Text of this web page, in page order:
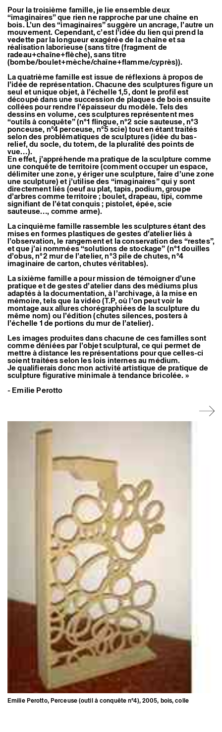
Pour la troisième famille, je lie ensemble deux
“imaginaires” que rien ne rapproche par une chaîne en
bois. L’un des “imaginaires” suggère un ancrage, l’autre un
mouvement. Cependant, c’est l’idée du lien qui prend la
vedette par la longueur exagérée de la chaîne et sa
réalisation laborieuse (sans titre (fragment de
radeau+chaîne+flèche), sans titre
(bombe/boulet+mèche/chaîne+flamme/cyprès)).
La quatrième famille est issue de réflexions à propos de
l’idée de représentation. Chacune des sculptures figure un
seul et unique objet, à l’échelle 1,5, dont le profil est
découpé dans une succession de plaques de bois ensuite
collées pour rendre l’épaisseur du modèle. Tels des
dessins en volume, ces sculptures représentent mes
“outils à conquête” (n°1 flingue, n°2 scie sauteuse, n°3
ponceuse, n°4 perceuse, n°5 scie) tout en étant traités
selon des problématiques de sculptures (idée du bas-
relief, du socle, du totem, de la pluralité des points de
vue…).
En effet, j’appréhende ma pratique de la sculpture comme
une conquête de territoire (comment occuper un espace,
délimiter une zone, y ériger une sculpture, faire d’une zone
une sculpture) et j’utilise des “imaginaires” qui y sont
directement liés (oeuf au plat, tapis, podium, groupe
d’arbres comme territoire ; boulet, drapeau, tipi, comme
signifiant de l’état conquis ; pistolet, épée, scie
sauteuse…, comme arme).
La cinquième famille rassemble les sculptures étant des
mises en formes plastiques de gestes d’atelier liés à
l’observation, le rangement et la conservation des “restes”,
et que j’ai nommées “solutions de stockage” (n°1 douilles
d’obus, n°2 mur de l’atelier, n°3 pile de chutes, n°4
imaginaire de carton, chutes véritables).
La sixième famille a pour mission de témoigner d’une
pratique et de gestes d’atelier dans des médiums plus
adaptés à la documentation, à l’archivage, à la mise en
mémoire, tels que la vidéo (T.P, où l’on peut voir le
montage aux allures chorégraphiées de la sculpture du
même nom) ou l’édition (chutes silences, posters à
l’échelle 1 de portions du mur de l’atelier).
Les images produites dans chacune de ces familles sont
comme déniées par l’objet sculptural, ce qui permet de
mettre à distance les représentations pour que celles-ci
soient traitées selon les lois internes au médium.
Je qualifierais donc mon activité artistique de pratique de
sculpture figurative minimale à tendance bricolée. »
- Emilie Perotto
Emilie Perotto, Perceuse (outil à conquête n°4), 2005, bois, colle
Emilie Perotto,Perceuse (outil à
conquête n°4), 2005, bois, colle
Sans titre